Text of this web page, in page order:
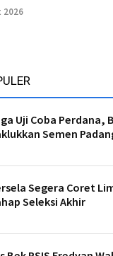
2026
Uji Coba Perdana,
Semen
Segera Coret
Seleksi Akhir